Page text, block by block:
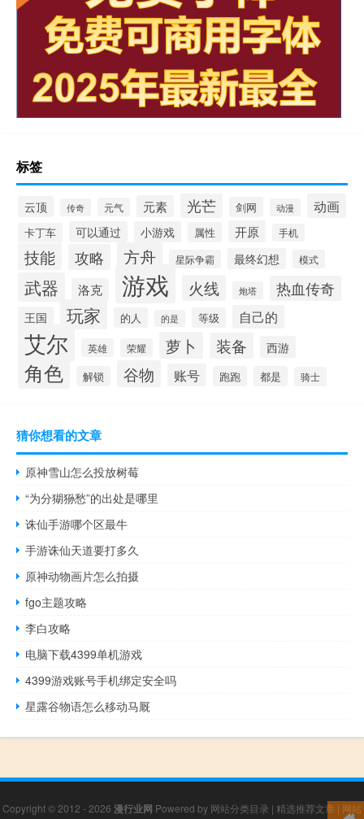
标签
云顶 传奇 元气 元素 光芒 剑网 动漫 动画
卡丁车 可以通过 小游戏 属性 开原 手机
技能 攻略 方舟 星际争霸 最终幻想 模式
武器 洛克 游戏 火线 炮塔 热血传奇
王国 玩家 的人 的是 等级 自己的
艾尔 英雄 荣耀 萝卜 装备 西游
角色 解锁 谷物 账号 跑跑 都是 骑士
猜你想看的文章
原神雪山怎么投放树莓
“为分猢狲愁”的出处是哪里
诛仙手游哪个区最牛
手游诛仙天道要打多久
原神动物画片怎么拍摄
fgo主题攻略
李白攻略
电脑下载4399单机游戏
4399游戏账号手机绑定安全吗
星露谷物语怎么移动马厩
Copyright © 2012 - 2026 漫行业网 Powered by 网站分类目录 | 精选推荐文章 | 网站